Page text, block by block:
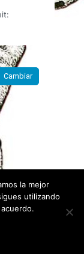
la mejor
utilizando